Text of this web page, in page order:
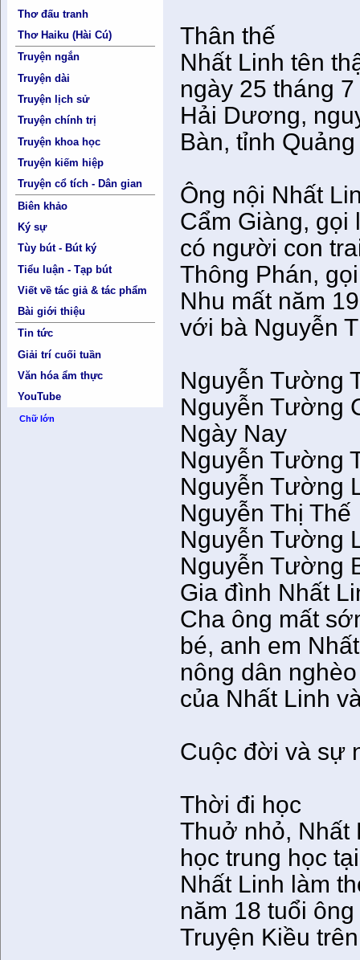
Thơ đấu tranh
Thơ Haiku (Hài Cú)
Truyện ngắn
Truyện dài
Truyện lịch sử
Truyện chính trị
Truyện khoa học
Truyện kiếm hiệp
Truyện cổ tích - Dân gian
Biên khảo
Ký sự
Tùy bút - Bút ký
Tiểu luận - Tạp bút
Viết về tác giả & tác phẩm
Bài giới thiệu
Tin tức
Giải trí cuối tuần
Văn hóa ẩm thực
YouTube
Chữ lớn
Thân thế
Nhất Linh tên
ngày 25 tháng
Hải Dương,
Bàn, tỉnh
Ông nội Nhất
Cẩm Giàng, gọi
có người con
Thông Phán,
Nhu mất năm
với bà Nguyễn
Nguyễn Tường
Nguyễn Tường
Ngày Nay
Nguyễn Tường
Nguyễn Tường
Nguyễn Thị Thế
Nguyễn Tường
Nguyễn Tường
Gia đình Nhất
Cha ông mất
bé, anh em
nông dân
của Nhất Linh
Cuộc đời và sự
Thời đi học
Thuở nhỏ, Nhất
học trung học
Nhất Linh làm
năm 18 tuổi
Truyện Kiều